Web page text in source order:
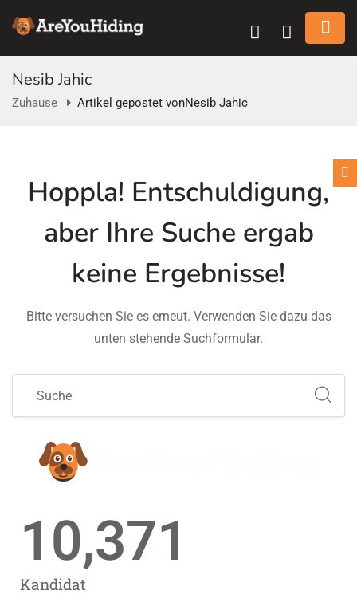
Nesib Jahic
Zuhause Artikel gepostet vonNesib Jahic
Hoppla! Entschuldigung,
aber Ihre Suche ergab
keine Ergebnisse!
Bitte versuchen Sie es erneut. Verwenden Sie dazu das
unten stehende Suchformular.
10,371
Kandidat